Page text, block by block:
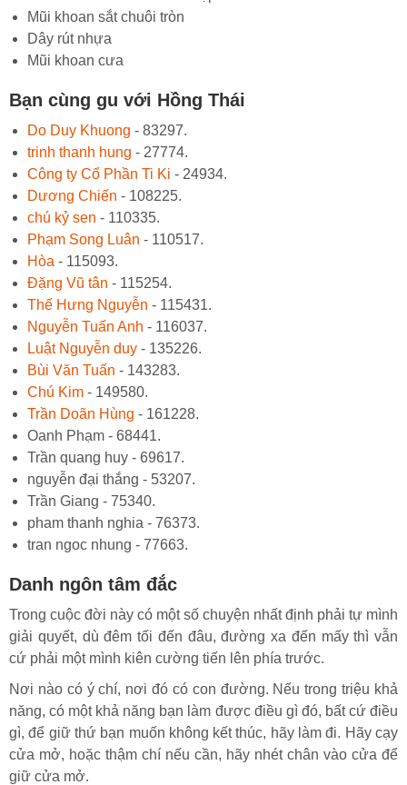
Mũi khoan sắt chuôi tròn
Dây rút nhựa
Mũi khoan cưa
Bạn cùng gu với Hồng Thái
Do Duy Khuong - 83297.
trinh thanh hung - 27774.
Công ty Cổ Phần Ti Ki - 24934.
Dương Chiến - 108225.
chú kỷ sen - 110335.
Phạm Song Luân - 110517.
Hòa - 115093.
Đặng Vũ tân - 115254.
Thế Hưng Nguyễn - 115431.
Nguyễn Tuấn Anh - 116037.
Luật Nguyễn duy - 135226.
Bùi Văn Tuấn - 143283.
Chú Kim - 149580.
Trần Doãn Hùng - 161228.
Oanh Phạm - 68441.
Trần quang huy - 69617.
nguyễn đại thắng - 53207.
Trần Giang - 75340.
pham thanh nghia - 76373.
tran ngoc nhung - 77663.
Danh ngôn tâm đắc
Trong cuộc đời này có một số chuyện nhất định phải tự mình
giải quyết, dù đêm tối đến đâu, đường xa đến mấy thì vẫn
cứ phải một mình kiên cường tiến lên phía trước.
Nơi nào có ý chí, nơi đó có con đường. Nếu trong triệu khả
năng, có một khả năng bạn làm được điều gì đó, bất cứ điều
gì, để giữ thứ bạn muốn không kết thúc, hãy làm đi. Hãy cạy
cửa mở, hoặc thậm chí nếu cần, hãy nhét chân vào cửa để
giữ cửa mở.